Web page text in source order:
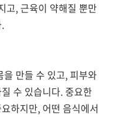
고, 근육이 약해질 뿐만
만들 수 있고, 피부와
수 있습니다. 중요한
하지만, 어떤 음식에서